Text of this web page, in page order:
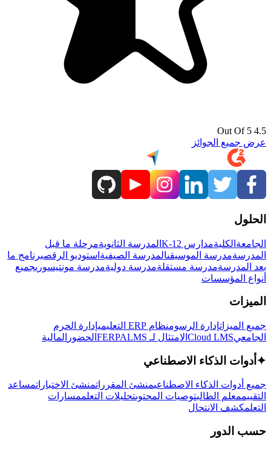
4.5 Out Of 5
عرض جميع الجوائز
الحلول
الجامعة الكليةمدارس K-12 المدرسة الثانويةمرحلة ما قبل
المدرسةمدرسة الموسيقىالمدرسة الصيفية استوديو الرقصبرنامج ما
بعد المدرسةمدرسة مستقلةمدرسة دوليةمدرسة مونتيسوريجميع
أنواع المؤسسات
الميزات
جميع الميزاتإدارة الرسومنظام ERP التعليمي
إدارة الحرم
الجامعيCloud LMS الامتثال لـ FERPA LMS الحضور المالية
✦ أدوات الذكاء الاصطناعي
جميع أدوات الذكاء الاصطناعيمنشئ المقرراتمنشئ الاختباراتمساعد
التقييممعلم الطالبتوصيات المحتوىتحليلات التعلممسارات
التعلمكشف الانتحال
حسب الدور